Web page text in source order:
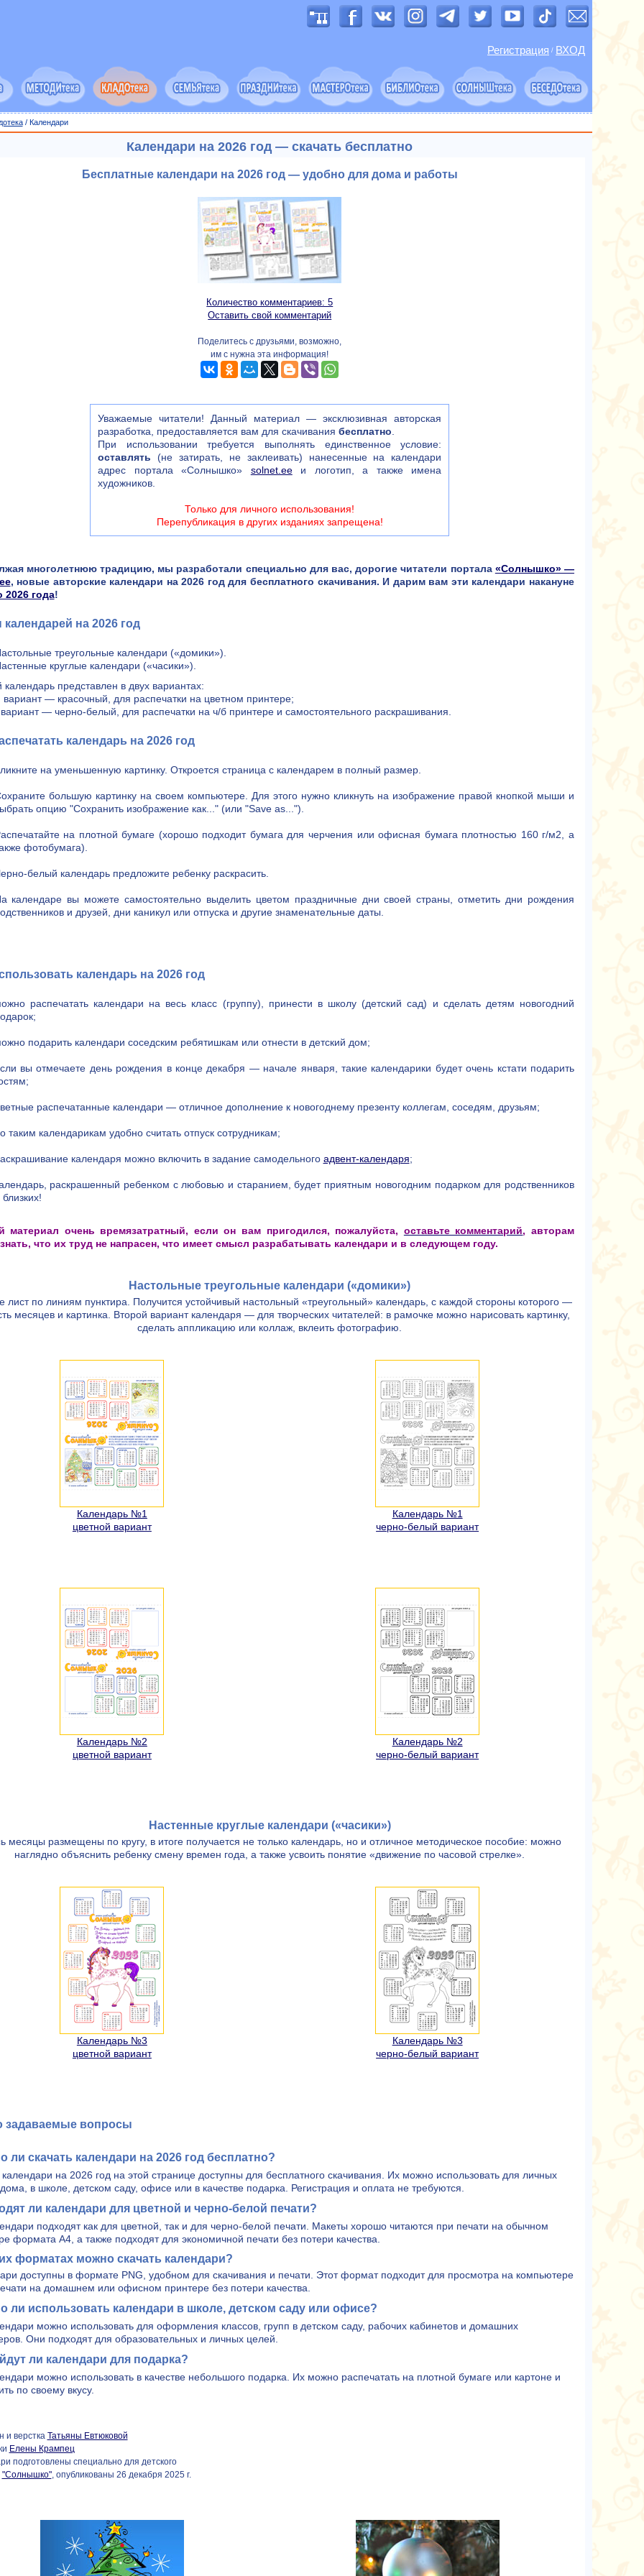
Регистрация / ВХОД
/ Календари
Календари на 2026 год — скачать бесплатно
Бесплатные календари на 2026 год — удобно для дома и работы
Количество комментариев: 5
Оставить свой комментарий
Поделитесь с друзьями, возможно,
им с нужна эта информация!
Уважаемые читатели! Данный материал — эксклюзивная авторская
разработка, предоставляется вам для скачиваниябесплатно
При использовании требуется выполнять единственное условие:
оставлять (не затирать, не заклеивать) нанесенные на календари
адрес портала «Солнышко» solnet.eeи логотип, а также имена
художников.
Только для личного использования!
Перепубликация в других изданиях запрещена!
многолетнюю традицию, мы разработали специально для вас, дорогие читатели портала «Солнышко» —
, новые авторские календари на 2026 год для бесплатного скачивания. И дарим вам эти календари накануне
2026 года!
на 2026 год
треугольные календари («домики»).
круглые календари («часики»).
представлен в двух вариантах:
— красочный, для распечатки на цветном принтере;
— черно-белый, для распечатки на ч/б принтере и самостоятельного раскрашивания.
календарь на 2026 год
на уменьшенную картинку. Откроется страница с календарем в полный размер.
большую картинку на своем компьютере. Для этого нужно кликнуть на изображение правой кнопкой мыши и
опцию "Сохранить изображение как..." (или "Save as...").
на плотной бумаге (хорошо подходит бумага для черчения или офисная бумага плотностью 160 г/м2, а
фотобумага).
белый календарь предложите ребенку раскрасить.
календаре вы можете самостоятельно выделить цветом праздничные дни своей страны, отметить дни рождения
и друзей, дни каникул или отпуска и другие знаменательные даты.
календарь на 2026 год
распечатать календари на весь класс (группу), принести в школу (детский сад) и сделать детям новогодний
подарить календари соседским ребятишкам или отнести в детский дом;
вы отмечаете день рождения в конце декабря — начале января, такие календарики будет очень кстати подарить
распечатанные календари — отличное дополнение к новогоднему презенту коллегам, соседям, друзьям;
таким календарикам удобно считать отпуск сотрудникам;
календаря можно включить в задание самодельного адвент-календаря;
раскрашенный ребенком с любовью и старанием, будет приятным новогодним подарком для родственников
материал очень времязатратный, если он вам пригодился, пожалуйста, оставьте комментарий, авторам
что их труд не напрасен, что имеет смысл разрабатывать календари и в следующем году.
Настольные треугольные календари («домики»)
лист по линиям пунктира. Получится устойчивый настольный «треугольный» календарь, с каждой стороны которого —
месяцев и картинка. Второй вариант календаря — для творческих читателей: в рамочке можно нарисовать картинку,
сделать аппликацию или коллаж, вклеить фотографию.
Календарь №1
цветной вариант
Календарь №1
черно-белый вариант
Календарь №2
цветной вариант
Календарь №2
черно-белый вариант
Настенные круглые календари («часики»)
месяцы размещены по кругу, в итоге получается не только календарь, но и отличное методическое пособие: можно
наглядно объяснить ребенку смену времен года, а также усвоить понятие «движение по часовой стрелке».
Календарь №3
цветной вариант
Календарь №3
черно-белый вариант
задаваемые вопросы
ли скачать календари на 2026 год бесплатно?
на 2026 год на этой странице доступны для бесплатного скачивания. Их можно использовать для личных
в школе, детском саду, офисе или в качестве подарка. Регистрация и оплата не требуются.
ли календари для цветной и черно-белой печати?
подходят как для цветной, так и для черно-белой печати. Макеты хорошо читаются при печати на обычном
формата A4, а также подходят для экономичной печати без потери качества.
форматах можно скачать календари?
доступны в формате PNG, удобном для скачивания и печати. Этот формат подходит для просмотра на компьютере
на домашнем или офисном принтере без потери качества.
ли использовать календари в школе, детском саду или офисе?
можно использовать для оформления классов, групп в детском саду, рабочих кабинетов и домашних
Они подходят для образовательных и личных целей.
ли календари для подарка?
можно использовать в качестве небольшого подарка. Их можно распечатать на плотной бумаге или картоне и
по своему вкусу.
и верстка Татьяны Евтюковой
Елены Крампец
подготовлены специально для детского
"Солнышко", опубликованы 26 декабря 2025 г.